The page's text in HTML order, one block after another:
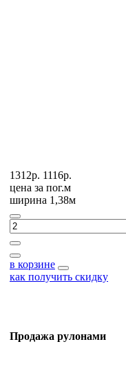
1312р. 1116р.
цена за пог.м
ширина 1,38м
в корзине
как получить скидку
Продажа рулонами